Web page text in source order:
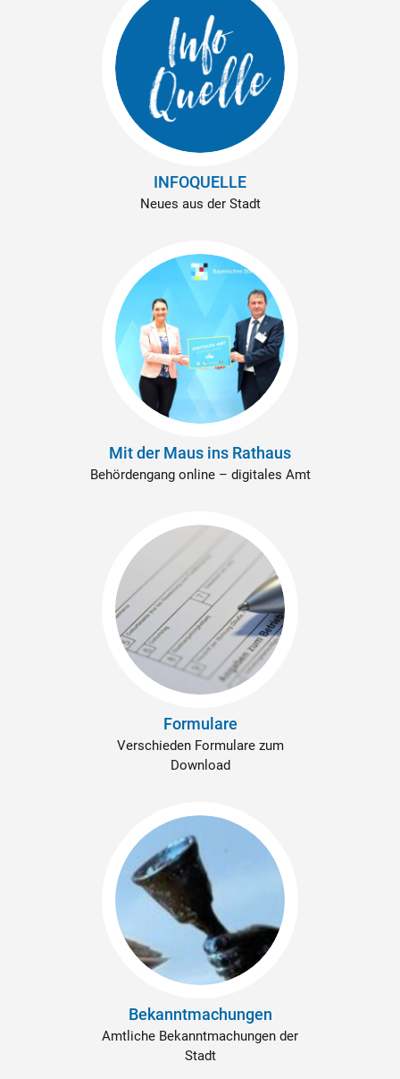
INFOQUELLE
Neues aus der Stadt
Mit der Maus ins Rathaus
Behördengang online – digitales Amt
Formulare
Verschieden Formulare zum
Download
Bekanntmachungen
Amtliche Bekanntmachungen der
Stadt